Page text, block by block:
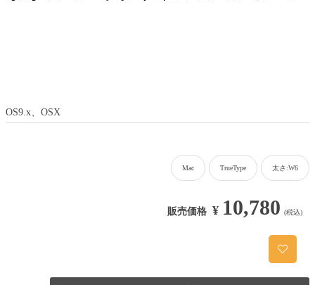
OS9.x、OSX
Mac TrueType 太さ:W6
販売価格 ¥ 10,780 (税込)